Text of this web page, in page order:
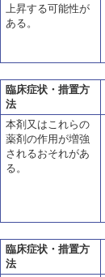
上昇する可能性が
ある。
臨床症状・措置方
法
本剤又はこれらの
薬剤の作用が増強
されるおそれがあ
る。
臨床症状・措置方
法